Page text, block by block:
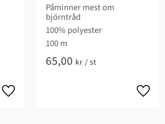
Påminner mest om
björntråd
100% polyester
100 m
65,00 kr /st